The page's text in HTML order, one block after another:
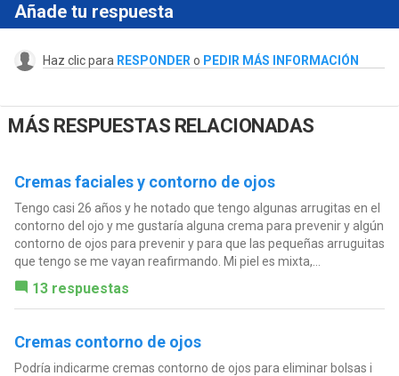
Añade tu respuesta
Haz clic para RESPONDER o PEDIR MÁS INFORMACIÓN
MÁS RESPUESTAS RELACIONADAS
Cremas faciales y contorno de ojos
Tengo casi 26 años y he notado que tengo algunas arrugitas en el
contorno del ojo y me gustaría alguna crema para prevenir y algún
contorno de ojos para prevenir y para que las pequeñas arruguitas
que tengo se me vayan reafirmando. Mi piel es mixta,...
13 respuestas
Cremas contorno de ojos
Podría indicarme cremas contorno de ojos para eliminar bolsas i